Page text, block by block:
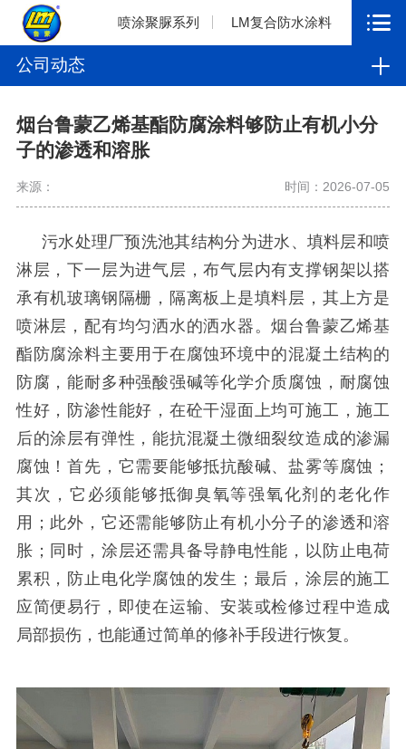
喷涂聚脲系列 LM复合防水涂料
公司动态
烟台鲁蒙乙烯基酯防腐涂料够防止有机小分
子的渗透和溶胀
来源： 时间：2026-07-05
污水处理厂预洗池其结构分为进水、填料层和喷
淋层，下一层为进气层，布气层内有支撑钢架以搭
承有机玻璃钢隔栅，隔离板上是填料层，其上方是
喷淋层，配有均匀洒水的洒水器。烟台鲁蒙乙烯基
酯防腐涂料主要用于在腐蚀环境中的混凝土结构的
防腐，能耐多种强酸强碱等化学介质腐蚀，耐腐蚀
性好，防渗性能好，在砼干湿面上均可施工，施工
后的涂层有弹性，能抗混凝土微细裂纹造成的渗漏
腐蚀！首先，它需要能够抵抗酸碱、盐雾等腐蚀；
其次，它必须能够抵御臭氧等强氧化剂的老化作
用；此外，它还需能够防止有机小分子的渗透和溶
胀；同时，涂层还需具备导静电性能，以防止电荷
累积，防止电化学腐蚀的发生；最后，涂层的施工
应简便易行，即使在运输、安装或检修过程中造成
局部损伤，也能通过简单的修补手段进行恢复。